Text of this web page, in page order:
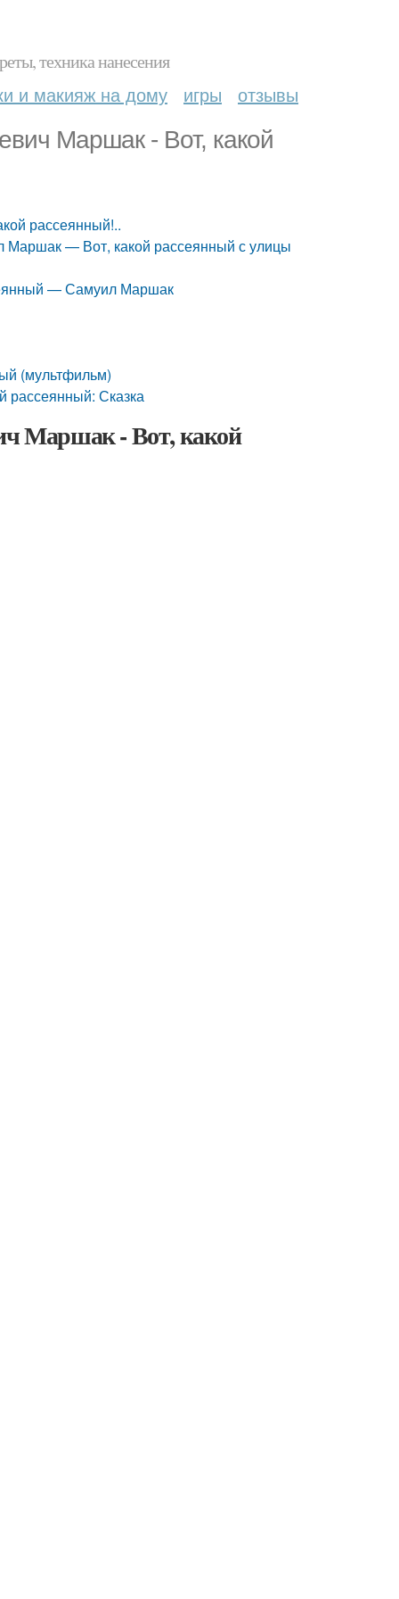
техника нанесения
и макияж на дому игры отзывы
Маршак - Вот, какой
рассеянный!..
Маршак — Вот, какой рассеянный с улицы
— Самуил Маршак
(мультфильм)
рассеянный: Сказка
Маршак - Вот, какой